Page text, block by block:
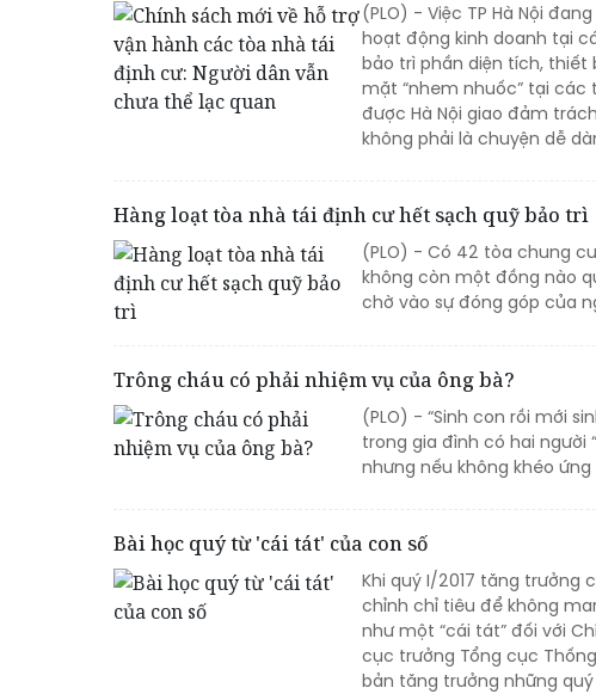
(PLO) - Việc TP Hà Nội
hoạt động kinh doanh tại
bảo trì phần diện tích, thiết
mặt “nhem nhuốc” tại các
được Hà Nội giao đảm
không phải là chuyện dễ
Hàng loạt tòa nhà tái định cư hết sạch quỹ bảo trì
(PLO) - Có 42 tòa chung
không còn một đồng nào
chờ vào sự đóng góp của
Trông cháu có phải nhiệm vụ của ông bà?
(PLO) - “Sinh con rồi mới
trong gia đình có hai người
nhưng nếu không khéo
Bài học quý từ 'cái tát' của con số
Khi quý I/2017 tăng trưởng
chỉnh chỉ tiêu để không
như một “cái tát” đối với
cục trưởng Tổng cục
bản tăng trưởng những